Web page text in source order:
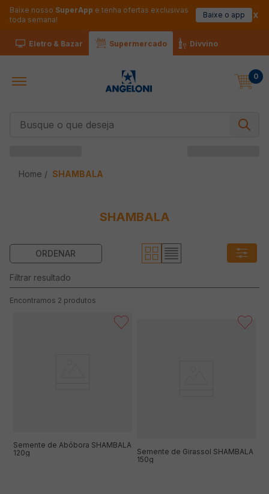
Baixe nosso SuperApp e tenha ofertas exclusivas
toda semana!
Baixe o app
Eletro & Bazar Supermercado Divvino
0
SHAMBALA
SHAMBALA
2 produtos
Semente de Abóbora SHAMBALA
120g
Semente de Girassol SHAMBALA
150g